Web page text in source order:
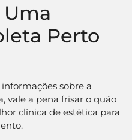
Perto
sobre a
vale a pena frisar o quão
clínica de estética para